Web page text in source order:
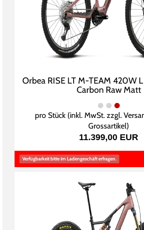
Orbea RISE LT M-TEAM 420W
Carbon Raw Matt
pro Stück (inkl. MwSt. zzgl.
Grossartikel)
11.399,00 EUR
Verfügbarkeit bitte im Ladengeschäft erfragen.